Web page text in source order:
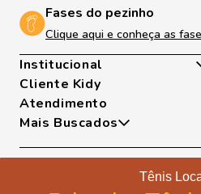
Tênis
Fases do pezinho
Clique aqui e conheça as
Institucional
Quem somos
Nossas Tecnologias
Fases Dos Pezinhos
Dúvidas Frequentes
Trocas e Devoluções
Cliente Kidy
Minha Conta
Atendimento
Exceto Feriados
WhatsApp: (18) 99817-5951
Telefone: (18) 3643-2596
Mais Buscados
Tênis
Formas de pagamento